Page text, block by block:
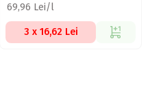
69,96 Lei/l
3 x 16,62 Lei